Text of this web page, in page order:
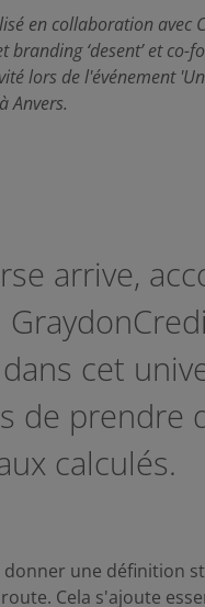
en collaboration
branding ‘desent’ et
lors de l'événement
Anvers.
arrive,
cet
de prendre
calculés.
une définition
Cela s'ajoute